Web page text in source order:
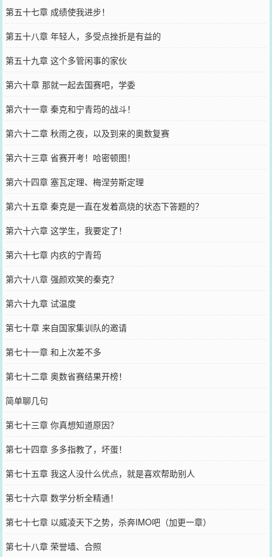
第五十七章 成绩使我进步！
第五十八章 年轻人，多受点挫折是有益的
第五十九章 这个多管闲事的家伙
第六十章 那就一起去国赛吧，学委
第六十一章 秦克和宁青筠的战斗！
第六十二章 秋雨之夜，以及到来的奥数复赛
第六十三章 省赛开考！哈密顿图！
第六十四章 塞瓦定理、梅涅劳斯定理
第六十五章 秦克是一直在发着高烧的状态下答题的？
第六十六章 这学生，我要定了！
第六十七章 内疚的宁青筠
第六十八章 强颜欢笑的秦克？
第六十九章 试温度
第七十章 来自国家集训队的邀请
第七十一章 和上次差不多
第七十二章 奥数省赛结果开榜！
简单聊几句
第七十三章 你真想知道原因？
第七十四章 多多指教了，坏蛋！
第七十五章 我这人没什么优点，就是喜欢帮助别人
第七十六章 数学分析全精通！
第七十七章 以威凌天下之势，杀奔IMO吧（加更一章）
第七十八章 荣誉墙、合照